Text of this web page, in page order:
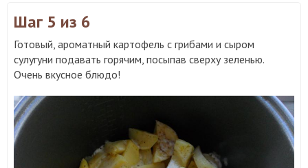
Шаг 5 из 6
Готовый, ароматный картофель с грибами и сыром
сулугуни подавать горячим, посыпав сверху зеленью.
Очень вкусное блюдо!